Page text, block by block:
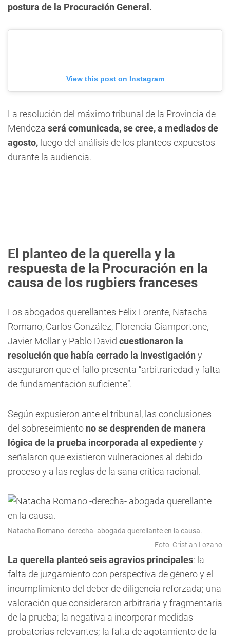
postura de la Procuración General.
View this post on Instagram
La resolución del máximo tribunal de la Provincia de
Mendoza será comunicada, se cree, a mediados de
agosto, luego del análisis de los planteos expuestos
durante la audiencia.
El planteo de la querella y la
respuesta de la Procuración en la
causa de los rugbiers franceses
Los abogados querellantes Félix Lorente, Natacha
Romano, Carlos González, Florencia Giamportone,
Javier Mollar y Pablo David cuestionaron la
resolución que había cerrado la investigación y
aseguraron que el fallo presenta “arbitrariedad y falta
de fundamentación suficiente”.
Según expusieron ante el tribunal, las conclusiones
del sobreseimiento no se desprenden de manera
lógica de la prueba incorporada al expedientey
señalaron que existieron vulneraciones al debido
proceso y a las reglas de la sana crítica racional.
Natacha Romano -derecha- abogada querellante en la causa.
Foto: Cristian Lozano
La querella planteó seis agravios principales: la
falta de juzgamiento con perspectiva de género y el
incumplimiento del deber de diligencia reforzada; una
valoración que consideraron arbitraria y fragmentaria
de la prueba; la negativa a incorporar medidas
probatorias relevantes; la falta de agotamiento de la